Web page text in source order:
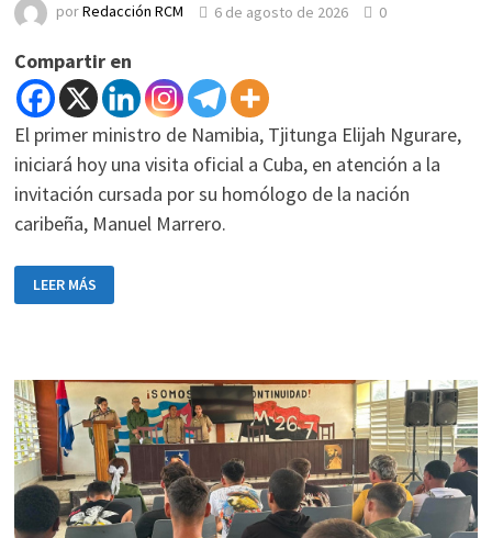
porRedacción RCM 6 de agosto de 2026 0
Compartir en
El primer ministro de Namibia, Tjitunga Elijah Ngurare,
iniciará hoy una visita oficial a Cuba, en atención a la
invitación cursada por su homólogo de la nación
caribeña, Manuel Marrero.
MINISTRO
DE
A
CUBA
LEER MÁS